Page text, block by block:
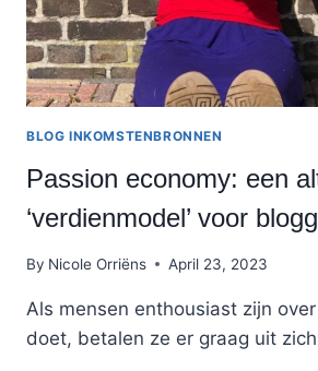
BLOG INKOMSTENBRONNEN
Passion economy: een
‘verdienmodel’ voor
By Nicole Orriëns April 23, 2023
Als mensen enthousiast zijn
doet, betalen ze er graag uit